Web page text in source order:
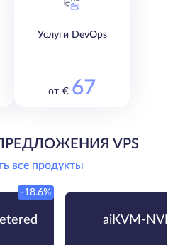
Услуги DevOps
от € 67
VPS
все продукты
-18.6%
aiKVM-